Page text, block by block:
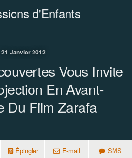
d'Enfants
21 Janvier 2012
Vous Invite
En Avant-
Du Film Zarafa
Épingler E-mail SMS